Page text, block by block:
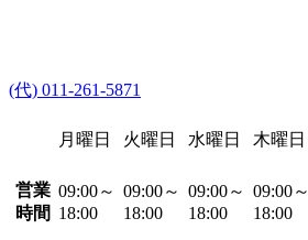
(代) 011-261-5871
月曜日 火曜日 水曜日 木曜日
営業
時間
09:00～
18:00
09:00～
18:00
09:00～
18:00
09:00～
18:00